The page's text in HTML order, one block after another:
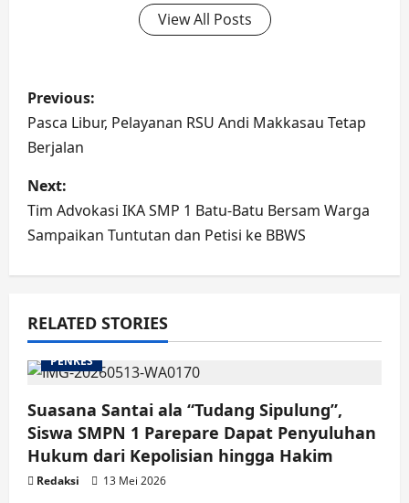
View All Posts
Post
navigation
Previous:
Pasca Libur, Pelayanan RSU Andi Makkasau Tetap
Berjalan
Next:
Tim Advokasi IKA SMP 1 Batu-Batu Bersam Warga
Sampaikan Tuntutan dan Petisi ke BBWS
RELATED STORIES
PENKES
Suasana Santai ala “Tudang Sipulung”,
Siswa SMPN 1 Parepare Dapat Penyuluhan
Hukum dari Kepolisian hingga Hakim
Redaksi
13 Mei 2026